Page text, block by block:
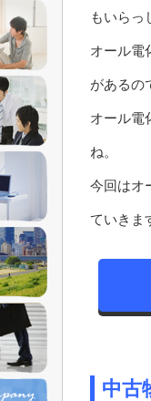
もいらっ
オール電
があるの
オール電
ね。
今回はオ
ていきま
中古